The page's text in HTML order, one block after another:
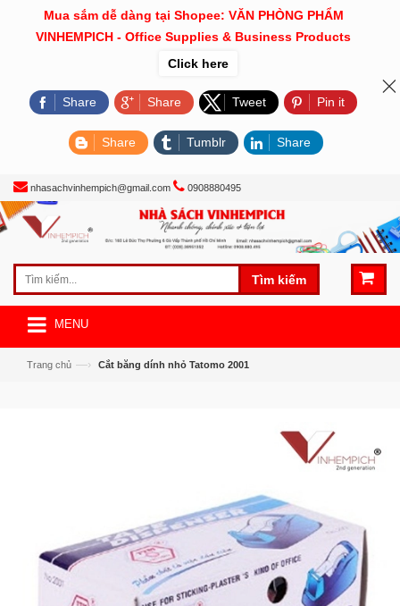
nhasachvinhempich@gmail.com 0908880495
Tìm kiếm
MENU
Trang chủ —› Cắt băng dính nhỏ Tatomo 2001
Mua sắm dễ dàng tại Shopee: VĂN PHÒNG PHẨM
VINHEMPICH - Office Supplies & Business Products
Click here
Share Share Tweet Pin it
Share Tumblr Share